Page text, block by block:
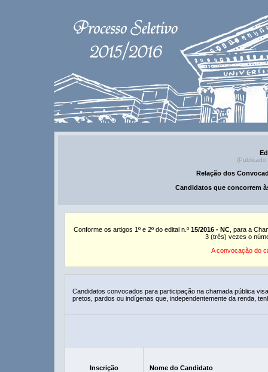
(Publicado
Relação dos
Candidatos que concorrem
Conforme os artigos 1º e 2º do edital n.º 15/2016 - NC , para a
3 (três) vezes o
A convocação do
Candidatos convocados para participação na chamada pública
pretos, pardos ou indígenas que, independentemente da renda,
Inscrição Nome do Candidato